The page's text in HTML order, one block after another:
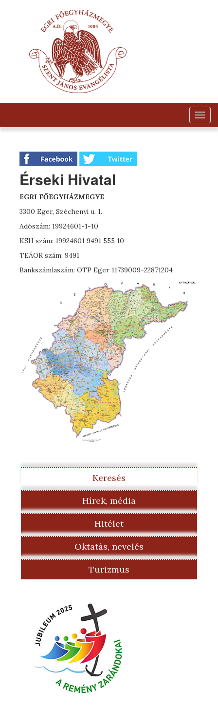
Érseki Hivatal
EGRI FŐEGYHÁZMEGYE
3300 Eger, Széchenyi u. 1.
Adószám: 19924601-1-10
KSH szám: 19924601 9491 555 10
TEÁOR szám: 9491
Bankszámlaszám: OTP Eger 11739009-22871204
Keresés
Hírek, média
Hitélet
Oktatás, nevelés
Turizmus